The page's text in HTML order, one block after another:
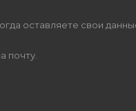
оставляете свои
почту.